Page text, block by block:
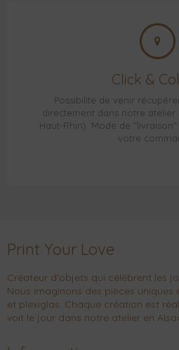
Click &
Possibilité de venir
directement dans notre atelier
Haut-Rhin). Mode de
votre
Print Your Love
Créateur d'objets qui célèbrent les
Nous imaginons des pièces
et plexiglas. Chaque création est
voit le jour dans notre atelier en